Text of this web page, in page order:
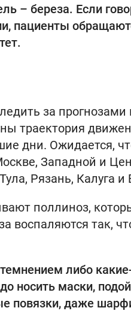
– береза. Если
пациенты
за прогнозами
траектория
дни. Ожидается,
Западной и
Рязань, Калуга и
поллиноз,
воспаляются так,
либо
носить маски,
повязки, даже